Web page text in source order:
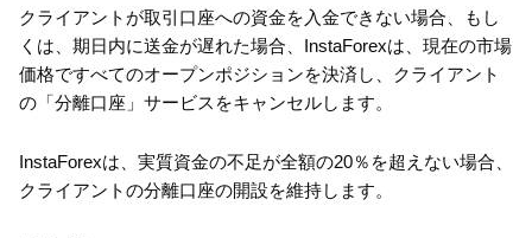
クライアントが取引口座への資金を入金できない場合、もし
くは、期日内に送金が遅れた場合、InstaForexは、現在の市場
価格ですべてのオープンポジションを決済し、クライアント
の「分離口座」サービスをキャンセルします。
InstaForexは、実質資金の不足が全額の20％を超えない場合、
クライアントの分離口座の開設を維持します。